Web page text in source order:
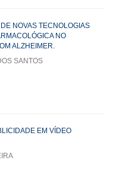
NOVAS TECNOLOGIAS
NO
ALZHEIMER.
SANTOS
EM VÍDEO